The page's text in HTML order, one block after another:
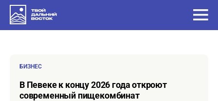
БИЗНЕС
в Певеке к концу 2026 года откроют
современный пищекомбинат